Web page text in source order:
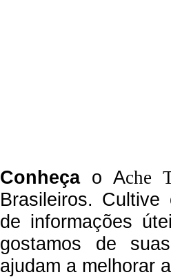
Conheçao Ache
Brasileiros.
de informações
gostamos de
ajudam a melhorar